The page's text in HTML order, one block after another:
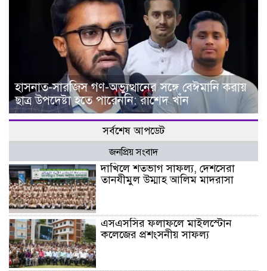
হাসনাত-সারজিস গণ-অভ্যুত্থানের সঙ্গে বেঈমানি করায়
ছাত্র উপদেষ্টা হতে পারেননি: রাশেদ খাঁন
সর্বশেষ আপডেট
জনপ্রিয় সংবাদ
দাখিলে শতভাগ সাফল্য, দেশসেরা
তানযীমুল উম্মাহ আলিম মাদরাসা
এসএসসির ফলাফলে মাইলস্টোন
কলেজের প্রশংসনীয় সাফল্য